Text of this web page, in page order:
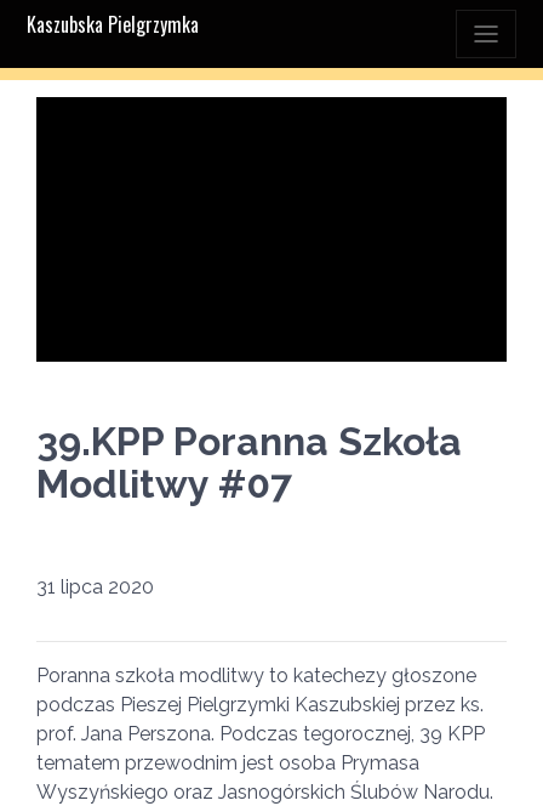
Kaszubska Pielgrzymka
39.KPP Poranna Szkoła
Modlitwy #07
31 lipca 2020
Poranna szkoła modlitwy to katechezy głoszone
podczas Pieszej Pielgrzymki Kaszubskiej przez ks.
prof. Jana Perszona. Podczas tegorocznej, 39 KPP
tematem przewodnim jest osoba Prymasa
Wyszyńskiego oraz Jasnogórskich Ślubów Narodu.